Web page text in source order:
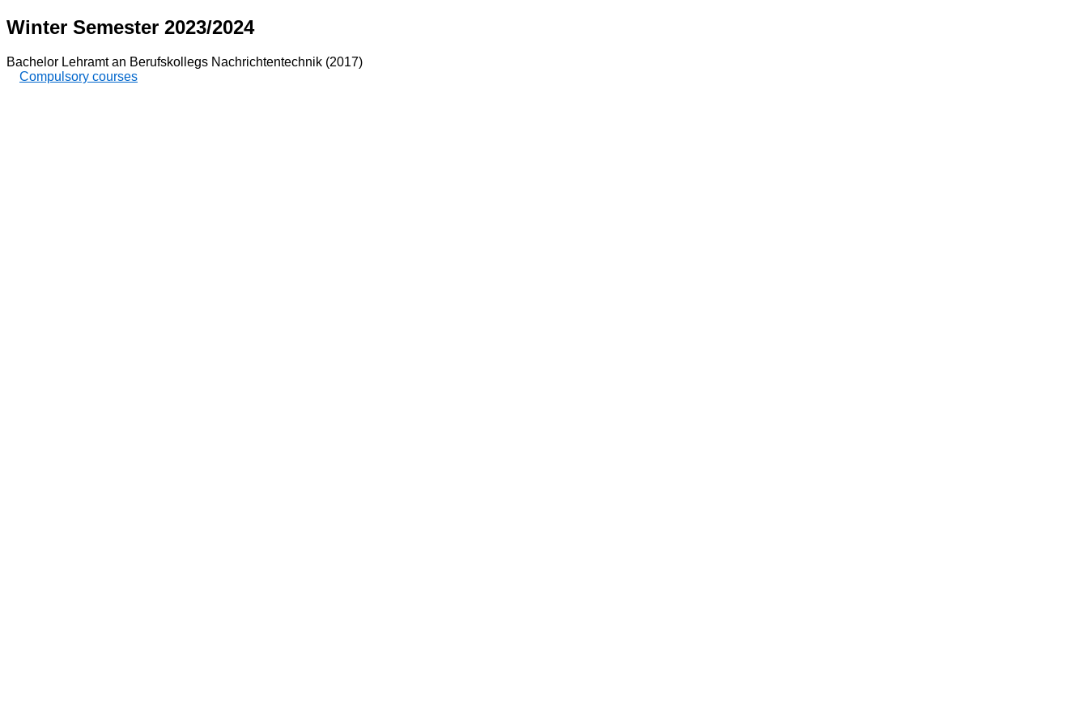
Winter Semester 2023/2024
Bachelor Lehramt an Berufskollegs Nachrichtentechnik (2017)
Compulsory courses